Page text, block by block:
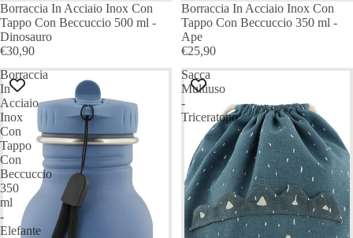
Borraccia In Acciaio Inox Con
Tappo Con Beccuccio 500 ml -
Dinosauro
€30,90
Borraccia In Acciaio Inox Con
Tappo Con Beccuccio 350 ml -
Ape
€25,90
Borraccia
In
Acciaio
Inox
Con
Tappo
Con
Beccuccio
350
ml
-
Elefante
Sacca
Multiuso
-
Triceratopo